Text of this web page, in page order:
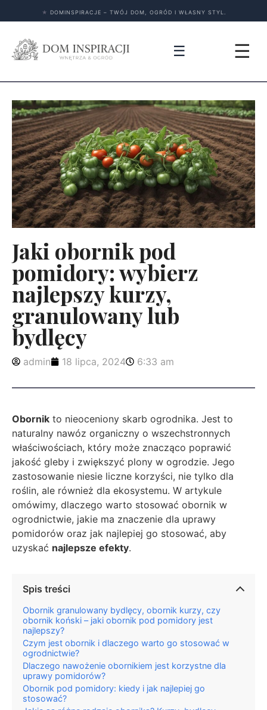
★ DOMINSPIRACJE – TWÓJ DOM, OGRÓD I WŁASNY STYL.
☰ ☰
Jaki obornik pod
pomidory: wybierz
najlepszy kurzy,
granulowany lub
bydlęcy
admin 18 lipca, 2024 6:33 am
Obornik to nieoceniony skarb ogrodnika. Jest to
naturalny nawóz organiczny o wszechstronnych
właściwościach, który może znacząco poprawić
jakość gleby i zwiększyć plony w ogrodzie. Jego
zastosowanie niesie liczne korzyści, nie tylko dla
roślin, ale również dla ekosystemu. W artykule
omówimy, dlaczego warto stosować obornik w
ogrodnictwie, jakie ma znaczenie dla uprawy
pomidorów oraz jak najlepiej go stosować, aby
uzyskać najlepsze efekty.
Spis treści
Obornik granulowany bydlęcy, obornik kurzy, czy
obornik koński – jaki obornik pod pomidory jest
najlepszy?
Czym jest obornik i dlaczego warto go stosować w
ogrodnictwie?
Dlaczego nawożenie obornikiem jest korzystne dla
uprawy pomidorów?
Obornik pod pomidory: kiedy i jak najlepiej go
stosować?